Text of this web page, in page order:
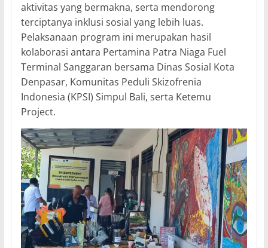
aktivitas yang bermakna, serta mendorong
terciptanya inklusi sosial yang lebih luas.
Pelaksanaan program ini merupakan hasil
kolaborasi antara Pertamina Patra Niaga Fuel
Terminal Sanggaran bersama Dinas Sosial Kota
Denpasar, Komunitas Peduli Skizofrenia
Indonesia (KPSI) Simpul Bali, serta Ketemu
Project.